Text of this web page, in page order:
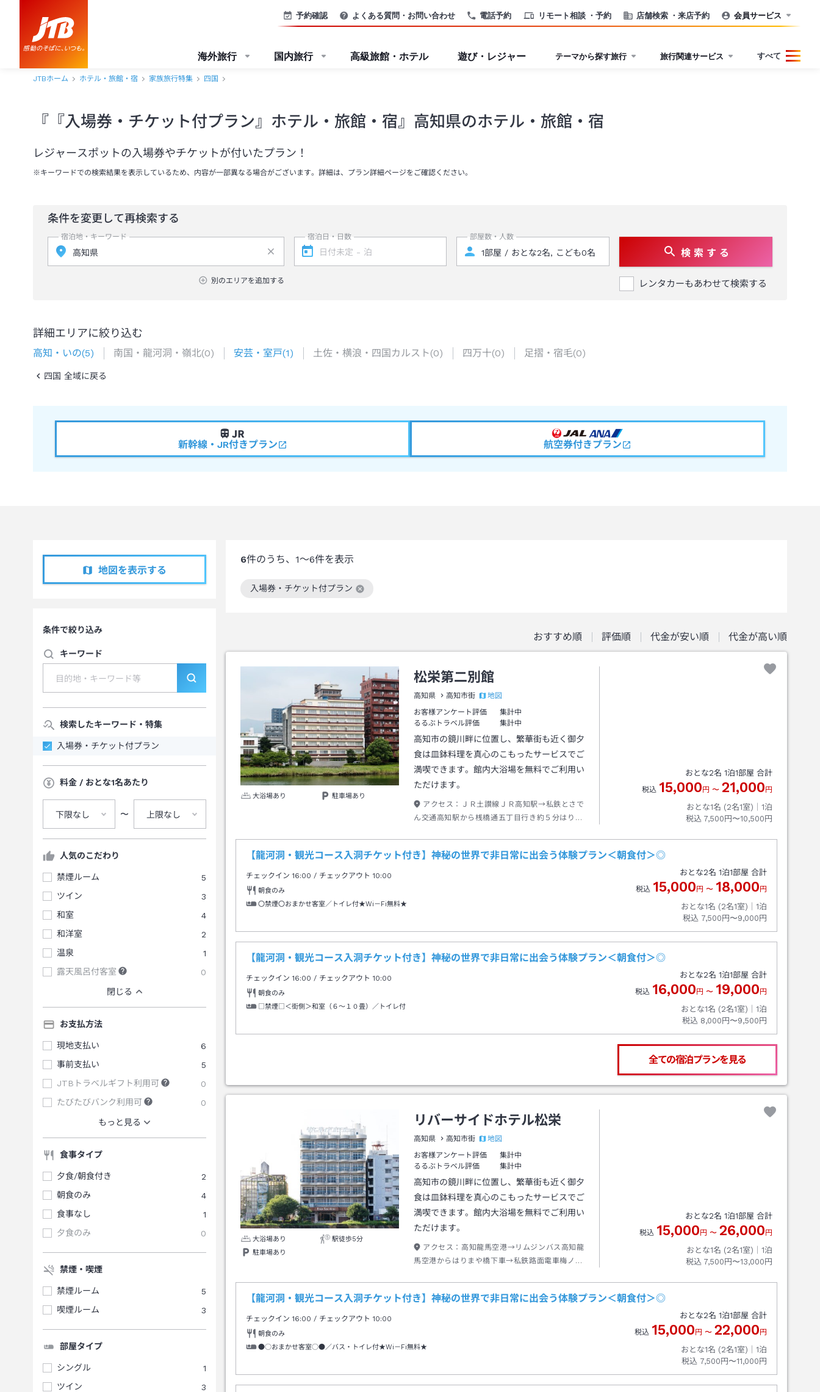
電話予約 リモート相談 ・予約 店舗検索 ・来店予約
予約確認 よくある質問・お問い合わせ 会員サービス
海外旅行 国内旅行 高級旅館・ホテル 遊び・レジャー テーマから探す旅行 旅行関連サービス すべて
JTBホーム ホテル・旅館・宿 家族旅行特集 四国
『『入場券・チケット付プラン』ホテル・旅館・宿』高知県のホテル・旅館・宿
レジャースポットの入場券やチケットが付いたプラン！
※キーワードでの検索結果を表示しているため、内容が一部異なる場合がございます。詳細は、プラン詳細ページをご確認ください。
条件を変更して再検索する
宿泊地・キーワード
別のエリアを追加する
宿泊日・日数 部屋数・人数
検 索 す る
レンタカーもあわせて検索する
詳細エリアに絞り込む
高知・いの(5) 南国・龍河洞・嶺北(0) 安芸・室戸(1) 土佐・横浪・四国カルスト(0) 四万十(0) 足摺・宿毛(0)
四国 全域に戻る
新幹線・JR付きプラン 航空券付きプラン
地図を表示する
条件で絞り込み
キーワード
検索したキーワード・特集
入場券・チケット付プラン
料金 / おとな1名あたり
下限なし 〜 上限なし
人気のこだわり
禁煙ルーム
5
ツイン
3
和室
4
和洋室
2
温泉
1
露天風呂付客室
0
閉じる
お支払方法
現地支払い
6
事前支払い
5
JTBトラベルギフト利用可
0
たびたびバンク利用可
0
もっと見る
食事タイプ
夕食/朝食付き
2
朝食のみ
4
食事なし
1
夕食のみ
0
禁煙・喫煙
禁煙ルーム
5
喫煙ルーム
3
部屋タイプ
シングル
1
ツイン
3
6件のうち、 1～6件を表示
入場券・チケット付プラン
この絞り込み条件を解除
おすすめ順 評価順 代金が安い順 代金が高い順
大浴場あり 駐車場あり
松栄第二別館
高知県 高知市街
地図
お客様アンケート評価
集計中
るるぶトラベル評価
集計中
高知市の鏡川畔に位置し、繁華街も近く御夕
食は皿鉢料理を真心のこもったサービスでご
満喫できます。館内大浴場を無料でご利用い
ただけます。
アクセス：
ＪＲ土讃線ＪＲ高知駅→私鉄とさで
ん交通高知駅から桟橋通五丁目行き約５分はりま
おとな2名 1泊1部屋 合計
税込 15,000 円 〜 21,000 円
おとな1名 (2名1室)｜ 1泊
税込 7,500円〜10,500円
【龍河洞・観光コース入洞チケット付き】神秘の世界で非日常に出会う体験プラン＜朝食付＞◎
チェックイン16:00 / チェックアウト 10:00
朝食のみ
〇禁煙〇おまかせ客室／トイレ付★Wi－Fi無料★
おとな2名 1泊1部屋 合計
税込 15,000 円 〜 18,000 円
おとな1名 (2名1室)｜ 1泊
税込 7,500円〜9,000円
【龍河洞・観光コース入洞チケット付き】神秘の世界で非日常に出会う体験プラン＜朝食付＞◎
チェックイン16:00 / チェックアウト 10:00
朝食のみ
□禁煙□＜街側＞和室（６～１０畳）／トイレ付
おとな2名 1泊1部屋 合計
税込 16,000 円 〜 19,000 円
おとな1名 (2名1室)｜ 1泊
税込 8,000円〜9,500円
全ての宿泊プランを見る
大浴場あり
駅徒歩5分
駐車場あり
リバーサイドホテル松栄
高知県 高知市街
地図
お客様アンケート評価
集計中
るるぶトラベル評価
集計中
高知市の鏡川畔に位置し、繁華街も近く御夕
食は皿鉢料理を真心のこもったサービスでご
満喫できます。館内大浴場を無料でご利用い
ただけます。
アクセス： 高知龍馬空港→リムジンバス高知龍
馬空港からはりまや橋下車→私鉄路面電車梅ノ辻
おとな2名 1泊1部屋 合計
税込 15,000 円 〜 26,000 円
おとな1名 (2名1室)｜ 1泊
税込 7,500円〜13,000円
【龍河洞・観光コース入洞チケット付き】神秘の世界で非日常に出会う体験プラン＜朝食付＞◎
チェックイン16:00 / チェックアウト 10:00
朝食のみ
●○おまかせ客室○●／バス・トイレ付★Wi－Fi無料★
おとな2名 1泊1部屋 合計
税込 15,000 円 〜 22,000 円
おとな1名 (2名1室)｜ 1泊
税込 7,500円〜11,000円